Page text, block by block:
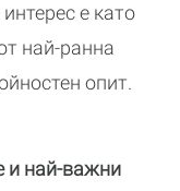
е като
най-ранна
опит.
и най-важни